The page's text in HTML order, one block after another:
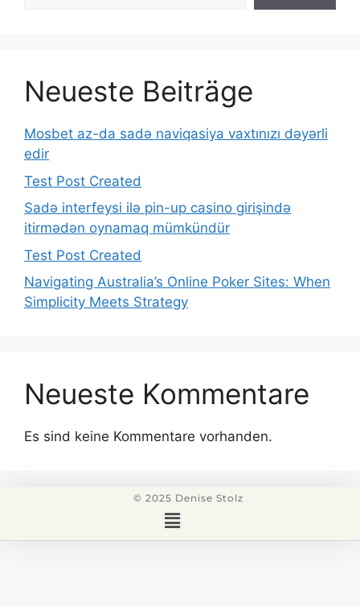
Neueste Beiträge
Mosbet az-da sadə naviqasiya vaxtınızı dəyərli
edir
Test Post Created
Sadə interfeysi ilə pin-up casino girişində
itirmədən oynamaq mümkündür
Test Post Created
Navigating Australia’s Online Poker Sites: When
Simplicity Meets Strategy
Neueste Kommentare
Es sind keine Kommentare vorhanden.
© 2025 Denise Stolz